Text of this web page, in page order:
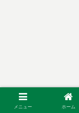
メニュー ホーム